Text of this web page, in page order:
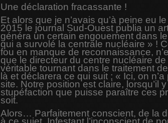
Une déclaration fracassante !
Et alors que je n’avais qu’à peine eu
2015 le journal Sud-Ouest publia un
généra un certain engouement dans
qui a survolé la centrale nucléaire » !
fou en manque de reconnaissance,
que le directeur du centre nucléaire
véritable tournant dans le traitement
là et déclarera ce qui suit ; « Ici, on
site. Notre position est claire, lorsqu’il
stupéfaction que puisse paraître ces
soit.
Alors… Parfaitement conscient, de la